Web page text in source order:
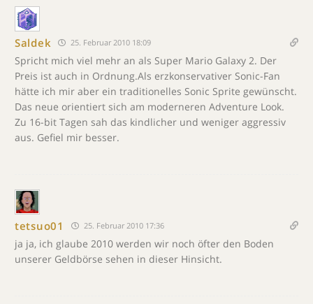
Saldek 25. Februar 2010 18:09
Spricht mich viel mehr an als Super Mario Galaxy 2. Der
Preis ist auch in Ordnung.Als erzkonservativer Sonic-Fan
hätte ich mir aber ein traditionelles Sonic Sprite gewünscht.
Das neue orientiert sich am moderneren Adventure Look.
Zu 16-bit Tagen sah das kindlicher und weniger aggressiv
aus. Gefiel mir besser.
tetsuo01 25. Februar 2010 17:36
ja ja, ich glaube 2010 werden wir noch öfter den Boden
unserer Geldbörse sehen in dieser Hinsicht.